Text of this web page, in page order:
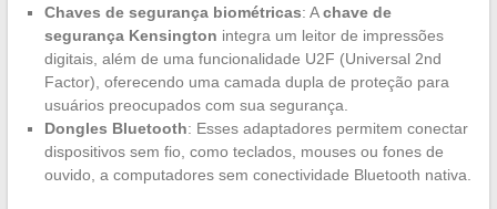
Chaves de segurança biométricas: Achave de
segurança Kensington integra um leitor de impressões
digitais, além de uma funcionalidade U2F (Universal 2nd
Factor), oferecendo uma camada dupla de proteção para
usuários preocupados com sua segurança.
Dongles Bluetooth: Esses adaptadores permitem conectar
dispositivos sem fio, como teclados, mouses ou fones de
ouvido, a computadores sem conectividade Bluetooth nativa.